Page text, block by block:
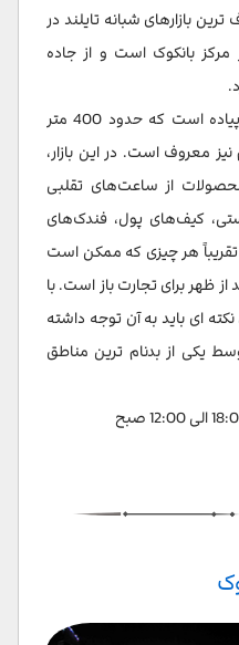
بازارهای شبانه تایلند در
مرکز بانکوک است و از جاده
این تنها یک جاده تنها برای عابر پیاده است که حدود 400 متر
نیز معروف است. در این بازار،
از ساعت‌های تقلبی
کیف‌های پول، فندک‌های
هر چیزی که ممکن است
کنید. بازار حدود ساعت 6 بعد از ظهر برای تجارت باز است. با
ای باید به آن توجه داشته
یکی از بدنام ترین مناطق